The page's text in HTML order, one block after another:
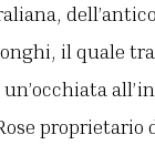
il quale
proprietario